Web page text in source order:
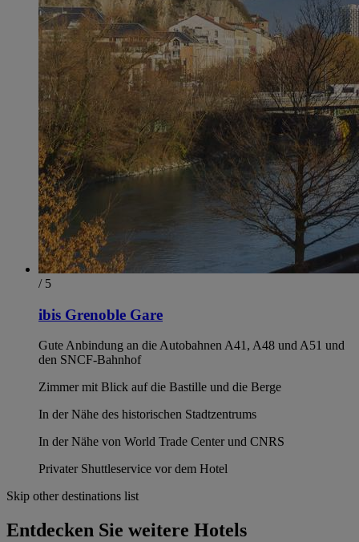
/ 5
ibis Grenoble Gare
Gute Anbindung an die Autobahnen A41, A48 und A51 und
den SNCF-Bahnhof
Zimmer mit Blick auf die Bastille und die Berge
In der Nähe des historischen Stadtzentrums
In der Nähe von World Trade Center und CNRS
Privater Shuttleservice vor dem Hotel
Skip other destinations list
Entdecken Sie weitere Hotels